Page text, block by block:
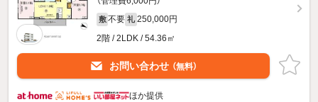
敷 不要 礼 250,000円
2階 / 2LDK / 54.36㎡
お問い合わせ （無料）
ほか提供